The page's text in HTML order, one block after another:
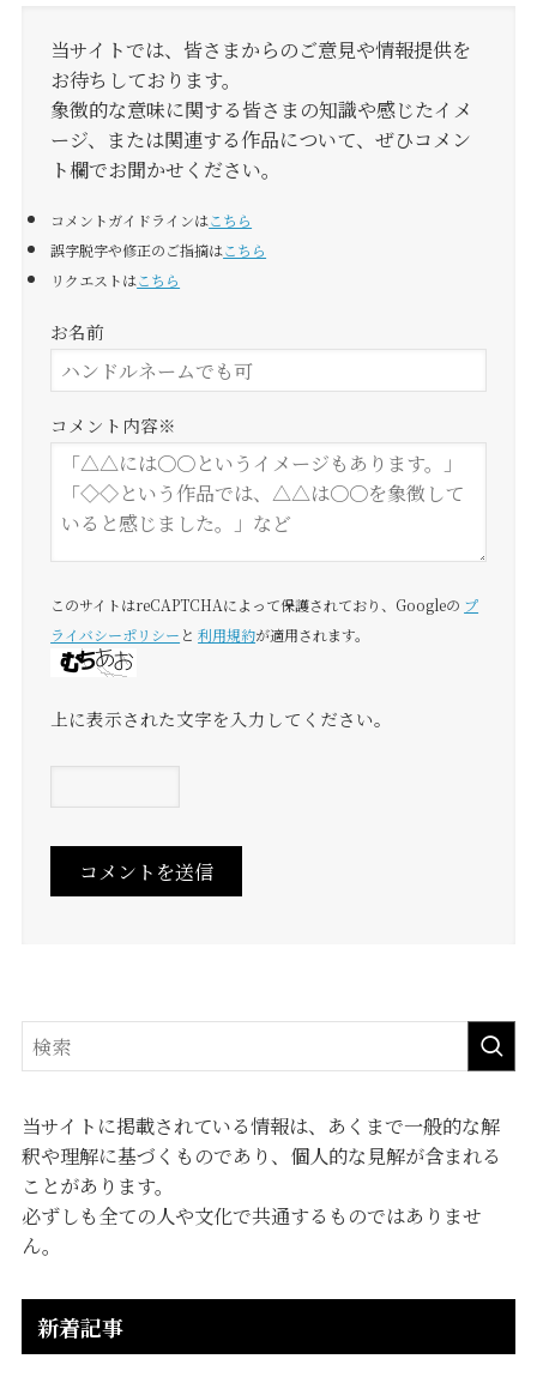
当サイトでは、皆さまからのご意見や情報提供を
お待ちしております。
象徴的な意味に関する皆さまの知識や感じたイメ
ージ、または関連する作品について、ぜひコメン
ト欄でお聞かせください。
コメントガイドラインはこちら
誤字脱字や修正のご指摘はこちら
リクエストはこちら
お名前
コメント内容※
このサイトはreCAPTCHAによって保護されており、Googleの プ
ライバシーポリシー と利用規約が適用されます。
上に表示された文字を入力してください。
当サイトに掲載されている情報は、あくまで一般的な解
釈や理解に基づくものであり、個人的な見解が含まれる
ことがあります。
必ずしも全ての人や文化で共通するものではありませ
ん。
新着記事